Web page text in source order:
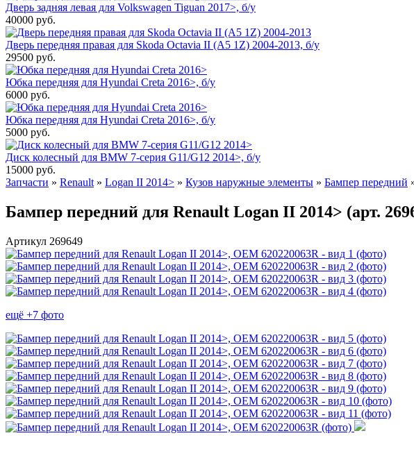
Дверь задняя левая для Volkswagen Tiguan 2017>, б/у
40000 руб.
Дверь передняя правая для Skoda Octavia II (A5 1Z) 2004-2013, б/у
29500 руб.
Юбка передняя для Hyundai Creta 2016>, б/у
6000 руб.
Юбка передняя для Hyundai Creta 2016>, б/у
5000 руб.
Диск колесный для BMW 7-серия G11/G12 2014>, б/у
15000 руб.
Запчасти » Renault » Logan II 2014> » Кузов наружные элементы » Бампер передний
Бампер передний для Renault Logan II 2014> (арт.
Артикул 269649
ещё +7 фото